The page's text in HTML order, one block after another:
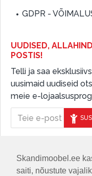
Skandimoobel.ee
saiti, nõustute
GDPR -
UUDISED,
POSTIS!
Telli ja saa
uusimaid uudiseid
meie e-
JÄLGIGE